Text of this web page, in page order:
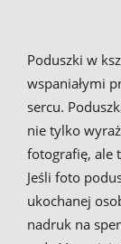
Poduszki w
wspaniałymi
sercu.
nie tylko
fotografię, ale
Jeśli foto
ukochanej
nadruk na